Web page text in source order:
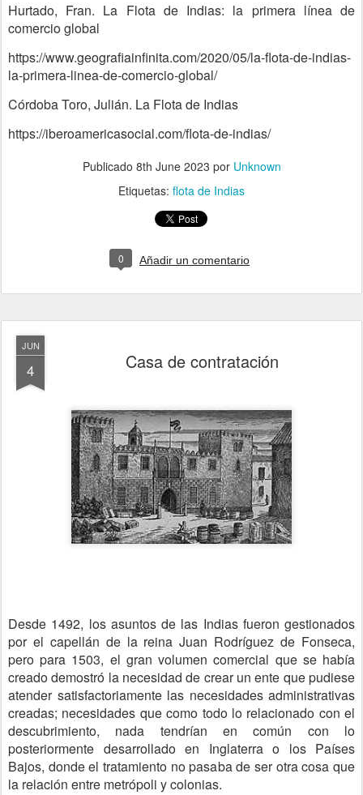
Hurtado, Fran. La Flota de Indias: la primera línea de
comercio global
https://www.geografiainfinita.com/2020/05/la-flota-de-indias-
la-primera-linea-de-comercio-global/
Córdoba Toro, Julián. La Flota de Indias
https://iberoamericasocial.com/flota-de-indias/
Publicado 8th June 2023 por Unknown
Etiquetas: flota de Indias
0 Añadir un comentario
JUN
4 Casa de contratación
Desde 1492, los asuntos de las Indias fueron gestionados
por el capellán de la reina Juan Rodríguez de Fonseca,
pero para 1503, el gran volumen comercial que se había
creado demostró la necesidad de crear un ente que pudiese
atender satisfactoriamente las necesidades administrativas
creadas; necesidades que como todo lo relacionado con el
descubrimiento, nada tendrían en común con lo
posteriormente desarrollado en Inglaterra o los Países
Bajos, donde el tratamiento no pasaba de ser otra cosa que
la relación entre metrópoli y colonias.